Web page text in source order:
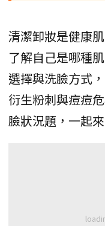
清潔卸妝是健康
了解自己是哪種
選擇與洗臉方式
衍生粉刺與痘痘
臉狀況題，一起